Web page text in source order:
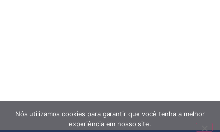
Nós utilizamos cookies para garantir que você tenha a melhor
experiência em nosso site.